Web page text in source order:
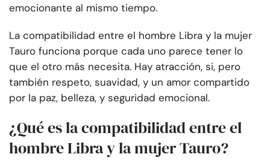
emocionante al mismo tiempo.
La compatibilidad entre el hombre Libra y la mujer
Tauro funciona porque cada uno parece tener lo
que el otro más necesita. Hay atracción, si, pero
también respeto, suavidad, y un amor compartido
por la paz, belleza, y seguridad emocional.
¿Qué es la compatibilidad entre el
hombre Libra y la mujer Tauro?